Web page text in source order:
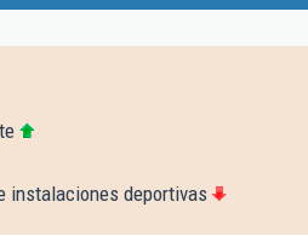
instalaciones deportivas